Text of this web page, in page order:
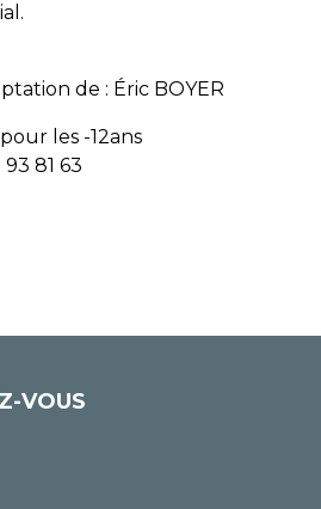
de : Éric BOYER
les -12ans
81 63
VOUS